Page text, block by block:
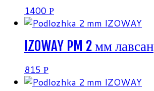
1400 Р
IZOWAY PM 2 мм лавсан
815 Р